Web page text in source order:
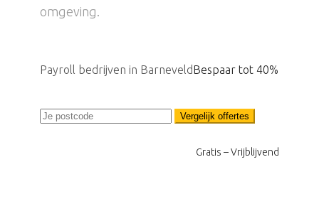
omgeving.
Payroll bedrijven in BarneveldBespaar tot 40%
Vergelijk offertes
Gratis – Vrijblijvend